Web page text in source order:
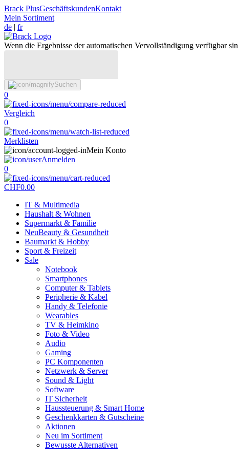
Brack PlusGeschäftskundenKontakt
Mein Sortiment
de | fr
Wenn die Ergebnisse der automatischen Vervollständigung verfügbar
Suchen
0
Vergleich
0
Merklisten
Mein Konto
Anmelden
0
CHF0.00
IT & Multimedia
Haushalt & Wohnen
Supermarkt & Familie
NeuBeauty & Gesundheit
Baumarkt & Hobby
Sport & Freizeit
Sale
Notebook
Smartphones
Computer & Tablets
Peripherie & Kabel
Handy & Telefonie
Wearables
TV & Heimkino
Foto & Video
Audio
Gaming
PC Komponenten
Netzwerk & Server
Sound & Light
Software
IT Sicherheit
Haussteuerung & Smart Home
Geschenkkarten & Gutscheine
Aktionen
Neu im Sortiment
Bewusste Alternativen